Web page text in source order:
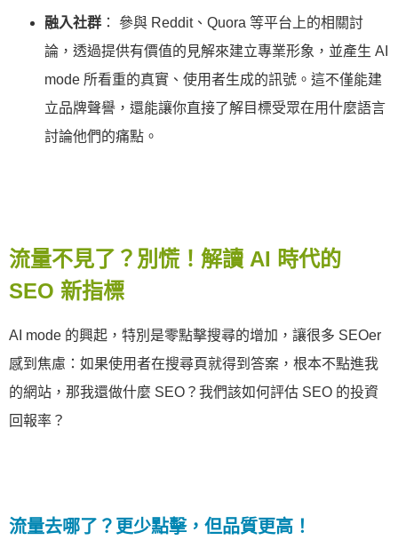
融入社群 ： 參與 Reddit、Quora 等平台上的相關討
論，透過提供有價值的見解來建立專業形象，並產生 AI
mode 所看重的真實、使用者生成的訊號。這不僅能建
立品牌聲譽，還能讓你直接了解目標受眾在用什麼語言
討論他們的痛點。
流量不見了？別慌！解讀 AI 時代的
SEO 新指標
AI mode 的興起，特別是零點擊搜尋的增加，讓很多 SEOer
感到焦慮：如果使用者在搜尋頁就得到答案，根本不點進我
的網站，那我還做什麼 SEO？我們該如何評估 SEO 的投資
回報率？
流量去哪了？更少點擊，但品質更高！